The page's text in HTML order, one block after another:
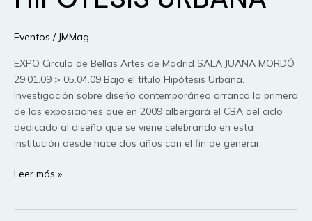
Teemu
(Parte
Eventos / JMMag
EXPO Circulo de Bellas Artes de Madrid SALA JUANA MORDÓ
29.01.09 > 05.04.09 Bajo el título Hipótesis Urbana.
Investigación sobre diseño contemporáneo arranca la primera
de las exposiciones que en 2009 albergará el CBA del ciclo
dedicado al diseño que se viene celebrando en esta
institución desde hace dos años con el fin de generar
INVESTIGACIÓN
Leer más »